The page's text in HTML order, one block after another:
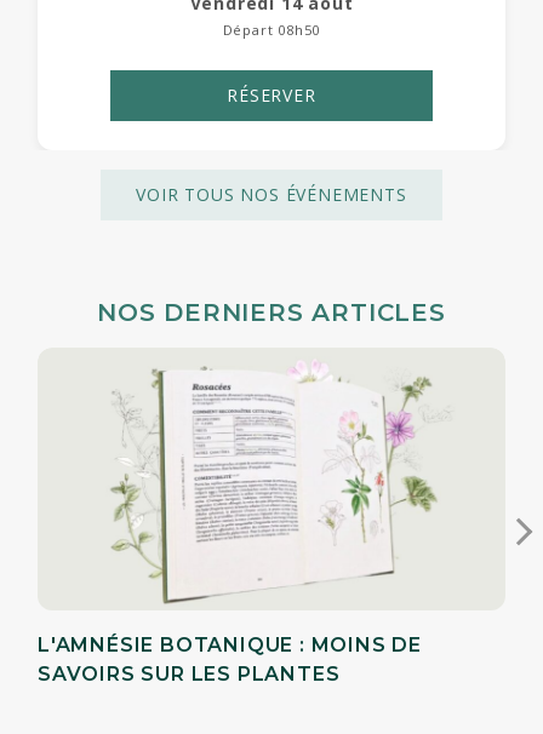
Départ 08h50
RÉSERVER
VOIR TOUS NOS ÉVÉNEMENTS
NOS DERNIERS ARTICLES
L'AMNÉSIE BOTANIQUE : MOINS DE
SAVOIRS SUR LES PLANTES